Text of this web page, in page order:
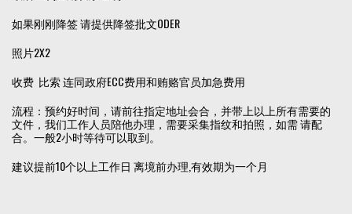
如果刚刚降签 请提供降签批文ODER
照片2X2
收费 比索 连同政府ECC费用和贿赂官员加急费用
流程：预约好时间，请前往指定地址会合，并带上以上所有需要的
文件，我们工作人员陪他办理，需要采集指纹和拍照，如需 请配
合。一般2小时等待可以取到。
建议提前10个以上工作日 离境前办理,有效期为一个月